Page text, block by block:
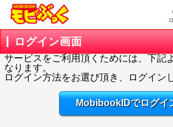
ログイン画面
サービスをご利用頂くためには、下記
なります。
ログイン方法をお選び頂き、ログイン
MobibookIDでログイ